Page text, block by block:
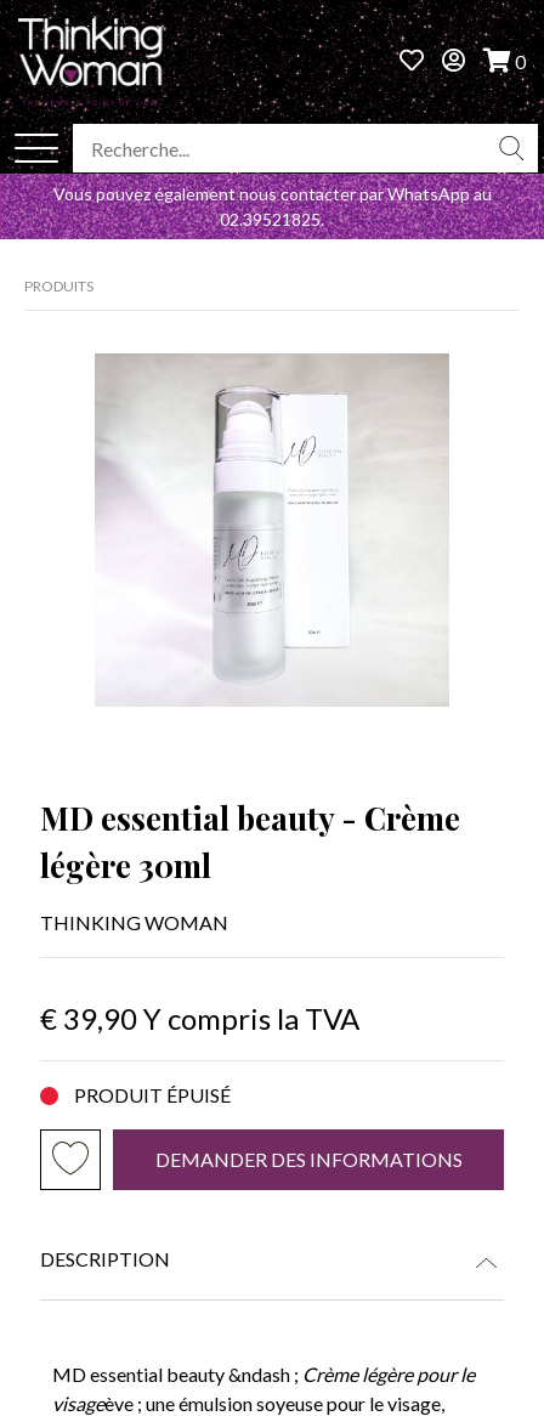
0
Vous pouvez également nous contacter par WhatsApp au
02.39521825.
PRODUITS
MD essential beauty - Crème
légère 30ml
THINKING WOMAN
€ 39,90Y compris la TVA
PRODUIT ÉPUISÉ
DEMANDER DES INFORMATIONS
DESCRIPTION
MD essential beauty&ndash ; Crème légère pour le
visageève ; une émulsion soyeuse pour le visage,